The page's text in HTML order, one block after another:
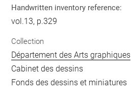
Handwritten inventory reference:
vol.13, p.329
Collection
Département des Arts graphiques
Cabinet des dessins
Fonds des dessins et miniatures